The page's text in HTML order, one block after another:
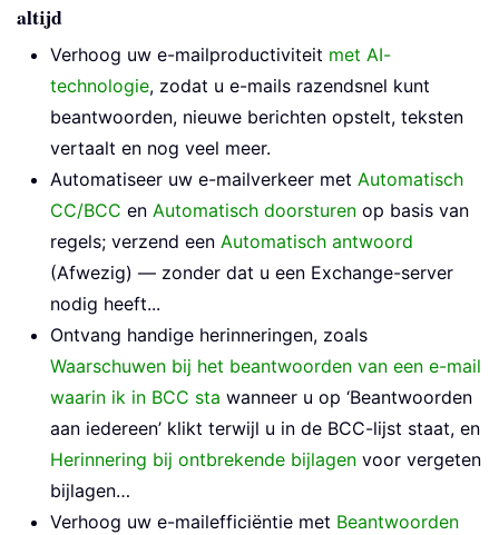
altijd
Verhoog uw e-mailproductiviteit met AI-
technologie, zodat u e-mails razendsnel kunt
beantwoorden, nieuwe berichten opstelt, teksten
vertaalt en nog veel meer.
Automatiseer uw e-mailverkeer met Automatisch
CC/BCC en Automatisch doorsturen op basis van
regels; verzend een Automatisch antwoord
(Afwezig) — zonder dat u een Exchange-server
nodig heeft...
Ontvang handige herinneringen, zoals
Waarschuwen bij het beantwoorden van een e-mail
waarin ik in BCC sta wanneer u op ‘Beantwoorden
aan iedereen’ klikt terwijl u in de BCC-lijst staat, en
Herinnering bij ontbrekende bijlagen voor vergeten
bijlagen…
Verhoog uw e-mailefficiëntie met Beantwoorden